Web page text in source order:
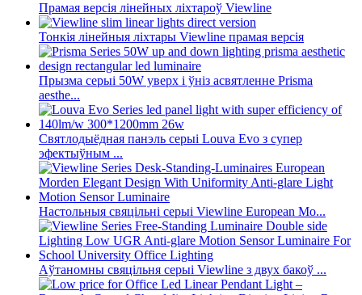
Прамая версія лінейных ліхтароў Viewline
Тонкія лінейныя ліхтары Viewline прамая версія
Прызма серыі 50W уверх і ўніз асвятленне Prisma
aesthe...
Святлодыёдная панэль серыі Louva Evo з супер
эфектыўным ...
Настольныя свяцільні серыі Viewline European Mo...
Аўтаномны свяцільня серыі Viewline з двух бакоў ...